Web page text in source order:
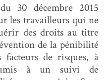
30 décembre 2015
les travailleurs qui ne
des droits au titre
de la pénibilité
de risques, à
à un suivi de